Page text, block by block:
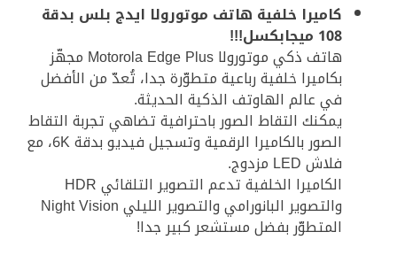
كاميرا خلفية هاتف موتورولا ايدج بلس بدقة
108 ميجابكسل!!!
هاتف ذكي موتورولا Motorola Edge Plus مجهّز
بكاميرا خلفية رباعية متطوّرة جدا، تُعدّ من الأفضل
في عالم الهاوتف الذكية الحديثة.
يمكنك التقاط الصور باحترافية تضاهي تجربة التقاط
الصور بالكاميرا الرقمية وتسجيل فيديو بدقة 6K، مع
فلاش LED مزدوج.
الكاميرا الخلفية تدعم التصوير التلقائي HDR
والتصوير البانورامي والتصوير الليلي Night Vision
المتطوّر بفضل مستشعر كبير جدا!